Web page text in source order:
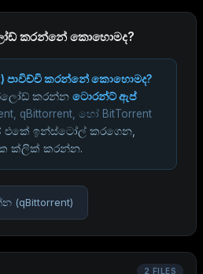
කරන්නේ කොහොමද?
පාවිච්චි කරන්නේ කොහොමද?
කරන්නටොරන්ට් ඇප්
qBittorrent, හෝ BitTorrent
එකේ ඉන්ස්ටෝල් කරගෙන,
ක්ලික් කරන්න.
(qBittorrent)
2 FILES